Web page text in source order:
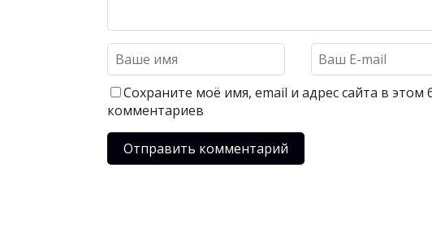
Сохраните моё имя, email и адрес сайта в
комментариев